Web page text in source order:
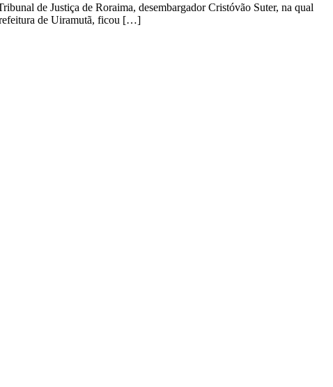
de Justiça de Roraima, desembargador Cristóvão Suter, na qual
de Uiramutã, ficou […]